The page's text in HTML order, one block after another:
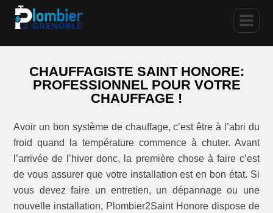
CHAUFFAGISTE SAINT HONORE:
PROFESSIONNEL POUR VOTRE
CHAUFFAGE !
Avoir un bon système de chauffage, c’est être à l’abri du
froid quand la température commence à chuter. Avant
l’arrivée de l’hiver donc, la première chose à faire c’est
de vous assurer que votre installation est en bon état. Si
vous devez faire un entretien, un dépannage ou une
nouvelle installation, Plombier2Saint Honore dispose de